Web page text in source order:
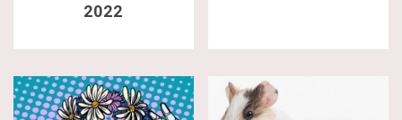
2022